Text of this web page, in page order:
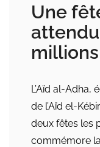
Une
L’Aïd al-Adha,
de l’Aïd el-
deux fêtes les
commémore